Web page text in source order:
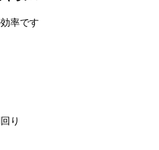
率です
り